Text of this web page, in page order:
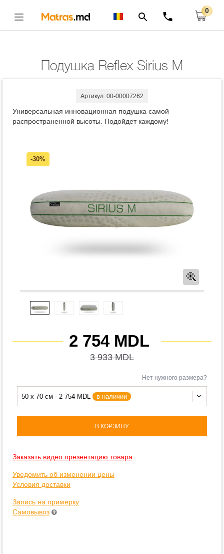
0
Подушка Reflex Sirius M
Артикул: 00-00007262
Универсальная инновационная подушка самой
распространенной высоты. Подойдет каждому!
-30%
2 754 MDL
3 933 MDL
Нет нужного размера?
50 x 70 см - 2 754 MDL в наличии
В КОРЗИНУ
Заказать видео презентацию товара
Уведомить об изменении цены
Условия доставки
Запись на примерку
Самовывоз